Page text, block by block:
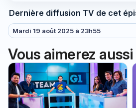
Dernière diffusion TV de cet
Mardi 19 août 2025 à 23h55
Vous aimerez aussi